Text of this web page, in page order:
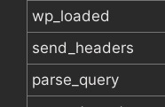
wp_loaded
send_headers
parse_query